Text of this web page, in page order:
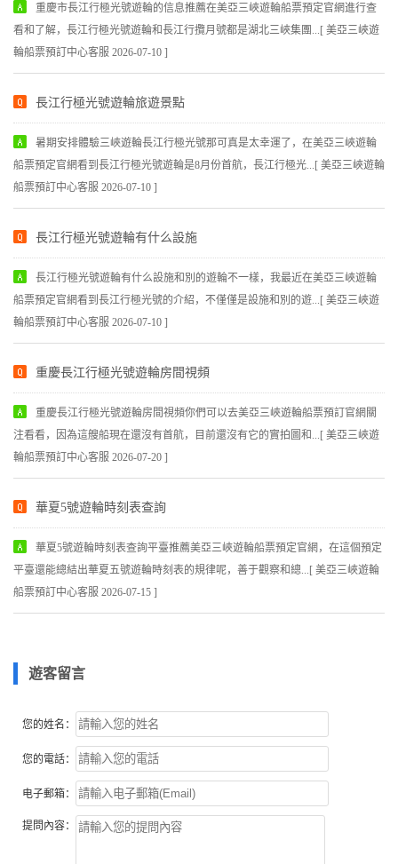
重慶市長江行極光號遊輪的信息推薦在美亞三峽遊輪船票預定官網進行查
看和了解，長江行極光號遊輪和長江行攬月號都是湖北三峽集團...[ 美亞三峽遊
輪船票預訂中心客服 2026-07-10 ]
長江行極光號遊輪旅遊景點
暑期安排體驗三峽遊輪長江行極光號那可真是太幸運了，在美亞三峽遊輪
船票預定官網看到長江行極光號遊輪是8月份首航，長江行極光...[ 美亞三峽遊輪
船票預訂中心客服 2026-07-10 ]
長江行極光號遊輪有什么設施
長江行極光號遊輪有什么設施和別的遊輪不一樣，我最近在美亞三峽遊輪
船票預定官網看到長江行極光號的介紹，不僅僅是設施和別的遊...[ 美亞三峽遊
輪船票預訂中心客服 2026-07-10 ]
重慶長江行極光號遊輪房間視頻
重慶長江行極光號遊輪房間視頻你們可以去美亞三峽遊輪船票預訂官網關
注看看，因為這艘船現在還沒有首航，目前還沒有它的實拍圖和...[ 美亞三峽遊
輪船票預訂中心客服 2026-07-20 ]
華夏5號遊輪時刻表查詢
華夏5號遊輪時刻表查詢平臺推薦美亞三峽遊輪船票預定官網，在這個預定
平臺還能總結出華夏五號遊輪時刻表的規律呢，善于觀察和總...[ 美亞三峽遊輪
船票預訂中心客服 2026-07-15 ]
遊客留言
您的姓名：
您的電話：
电子郵箱：
提問內容：